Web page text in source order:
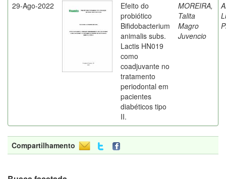
29-Ago-2022
Efeito do
probiótico
Bifidobacterium
animalis subs.
Lactis HN019
como
coadjuvante no
tratamento
periodontal em
pacientes
diabéticos tipo
II.
MOREIRA,
Talita
Magro
Juvencio
Compartilhamento